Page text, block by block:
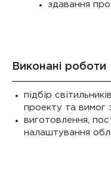
здавання
Виконані роботи
підбір
проекту та вимог
виготовлення,
налаштування